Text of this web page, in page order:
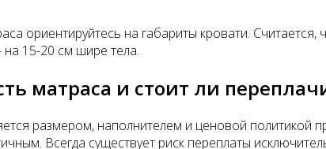
ориентируйтесь на габариты кровати.
15-20 см шире тела.
матраса и стоит ли
размером, наполнителем и ценовой политикой
Всегда существует риск переплаты